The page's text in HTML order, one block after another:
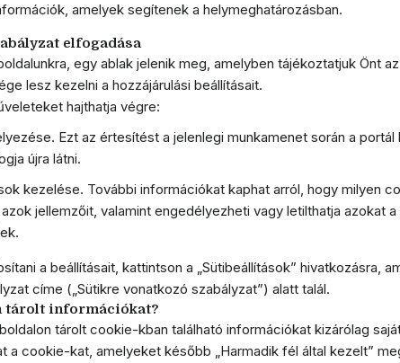
amelyek segítenek a helymeghatározásban.
elfogadása
egy ablak jelenik meg, amelyben tájékoztatjuk Önt
lesz kezelni a hozzájárulási beállításait.
hajthatja végre:
Ezt az értesítést a jelenlegi munkamenet során a portál
újra látni.
kezelése. További információkat kaphat arról, hogy milyen
jellemzőit, valamint engedélyezheti vagy letilthatja azokat
a beállításait, kattintson a „Sütibeállítások” hivatkozásra,
címe („Sütikre vonatkozó szabályzat”) alatt talál.
tárolt információkat?
tárolt cookie-kban található információkat kizárólag
a cookie-kat, amelyeket később „Harmadik fél által kezelt”